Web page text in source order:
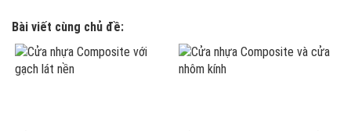
Bài viết cùng chủ đề: